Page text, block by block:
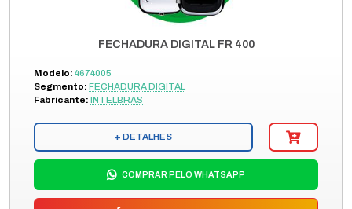
FECHADURA DIGITAL FR 400
Modelo: 4674005
Segmento: FECHADURA DIGITAL
Fabricante: INTELBRAS
+ DETALHES
COMPRAR PELO WHATSAPP